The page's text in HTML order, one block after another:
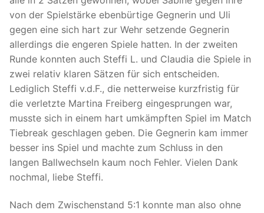
von der Spielstärke ebenbürtige Gegnerin und Uli
gegen eine sich hart zur Wehr setzende Gegnerin
allerdings die engeren Spiele hatten. In der zweiten
Runde konnten auch Steffi L. und Claudia die Spiele in
zwei relativ klaren Sätzen für sich entscheiden.
Lediglich Steffi v.d.F., die netterweise kurzfristig für
die verletzte Martina Freiberg eingesprungen war,
musste sich in einem hart umkämpften Spiel im Match
Tiebreak geschlagen geben. Die Gegnerin kam immer
besser ins Spiel und machte zum Schluss in den
langen Ballwechseln kaum noch Fehler. Vielen Dank
nochmal, liebe Steffi.
Nach dem Zwischenstand 5:1 konnte man also ohne